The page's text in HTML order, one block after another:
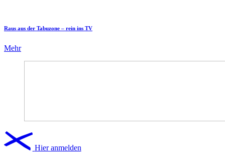
Raus aus der Tabuzone – rein ins TV
Mehr
Hier anmelden